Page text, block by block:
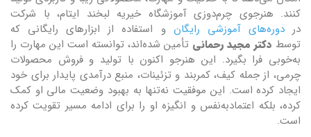
کنند. هنرجوی چرم‌دوزی آموزشگاه خیریه لبخند ایتام، با شرکت
دردوره‌های آموزشی رایگان و استفاده از ابزارهای رایگانی که
توسط دکتر مجید رحمانی تأمین شده‌اند، توانسته است این مهارت را
به‌خوبی فرا بگیرد. این هنرجو اکنون با تولید و فروش محصولات
چرمی، از جمله کیف، کمربند و تزئینات، منبع درآمدی پایدار برای خود
ایجاد کرده است. این موفقیت نه‌تنها به بهبود وضعیت مالی او کمک
کرده، بلکه اعتمادبه‌نفس و انگیزه او را برای ادامه مسیر تقویت کرده
است.